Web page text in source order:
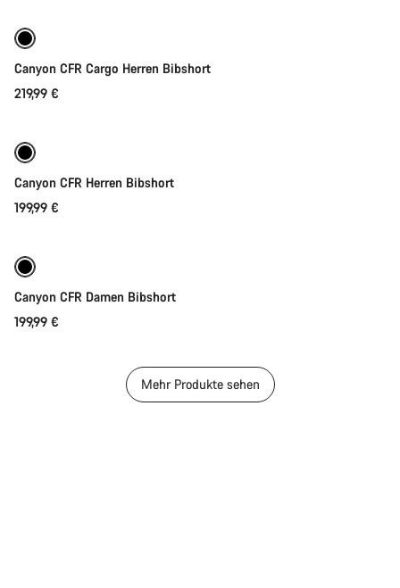
Canyon CFR Cargo Herren Bibshort
219,99 €
Canyon CFR Herren Bibshort
199,99 €
Canyon CFR Damen Bibshort
199,99 €
Mehr Produkte sehen